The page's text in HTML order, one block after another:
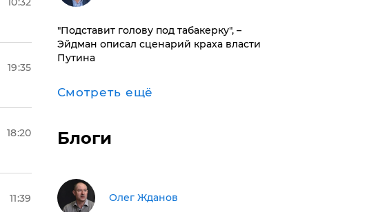
19:35
18:20
11:39
​"Подставит голову под табакерку", –
Эйдман описал сценарий краха власти
Путина
Смотреть ещё
Блоги
Олег Жданов